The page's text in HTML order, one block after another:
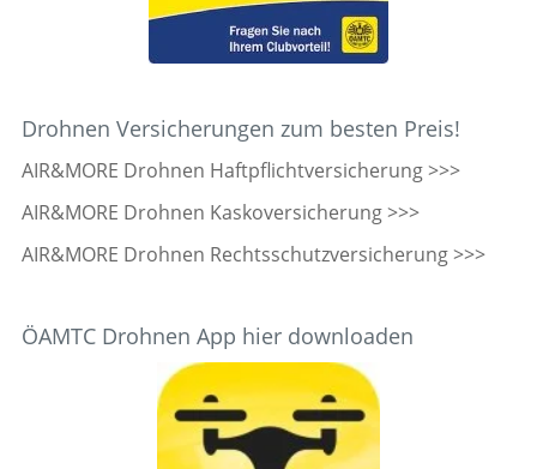
Drohnen Versicherungen zum besten Preis!
AIR&MORE Drohnen Haftpflichtversicherung >>>
AIR&MORE Drohnen Kaskoversicherung >>>
AIR&MORE Drohnen Rechtsschutzversicherung >>>
ÖAMTC Drohnen App hier downloaden